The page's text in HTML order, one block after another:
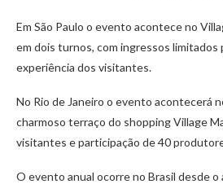
Em São Paulo o evento acontece no
em dois turnos, com ingressos limitados
experiência dos visitantes.
No Rio de Janeiro o evento acontecerá
charmoso terraço do shopping Village
visitantes e participação de 40
O evento anual ocorre no Brasil desde o